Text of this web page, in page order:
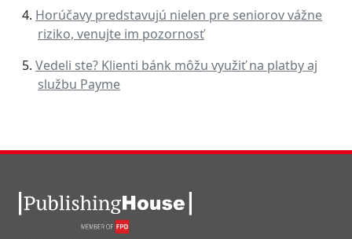
Horúčavy predstavujú nielen pre seniorov vážne
riziko, venujte im pozornosť
Vedeli ste? Klienti bánk môžu využiť na platby aj
službu Payme